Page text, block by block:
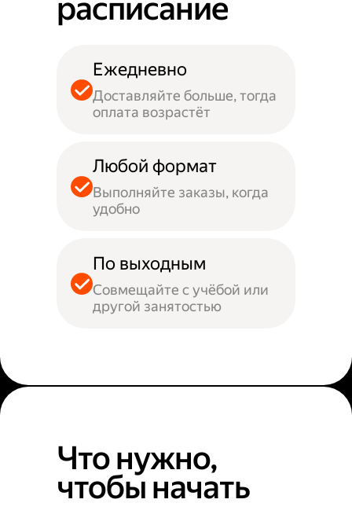
расписание
Ежедневно
Доставляйте больше, тогда
оплата возрастёт
Любой формат
Выполняйте заказы, когда
удобно
По выходным
Совмещайте с учёбой или
другой занятостью
Что нужно,
чтобы начать